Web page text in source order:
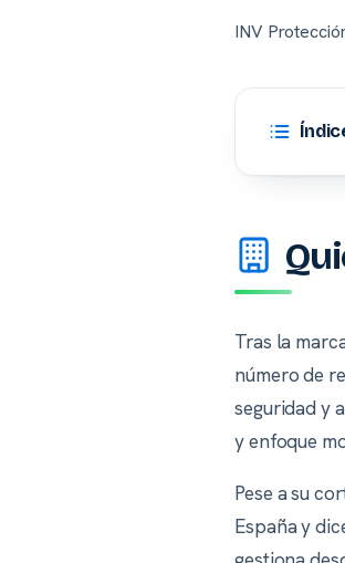
INV
Tras la
número de
seguridad y
y enfoque
Pese a su
España y